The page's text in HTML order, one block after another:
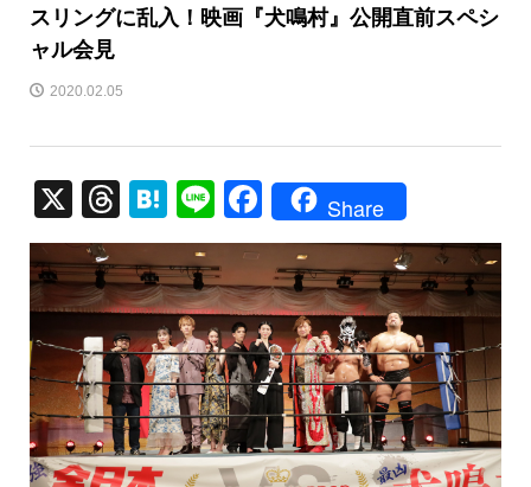
スリングに乱入！映画『犬鳴村』公開直前スペシ
ャル会見
2020.02.05
X
T
hr
e
a
d
s
H
at
e
n
a
Li
n
e
F
a
c
e
b
o
o
k
Share